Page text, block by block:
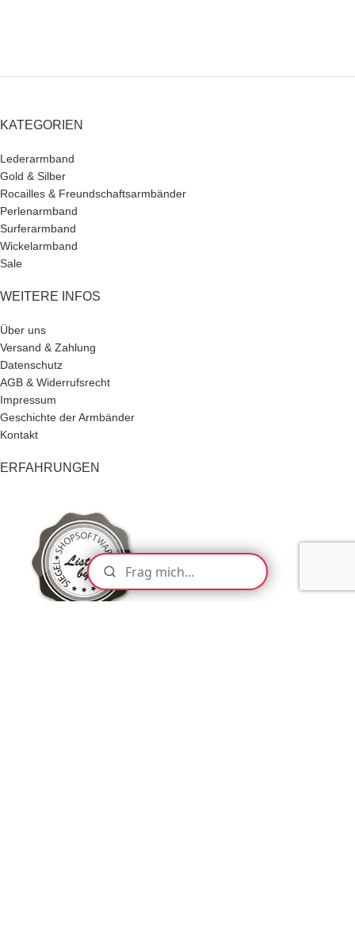
KATEGORIEN
Lederarmband
Gold & Silber
Rocailles & Freundschaftsarmbänder
Perlenarmband
Surferarmband
Wickelarmband
Sale
WEITERE INFOS
Über uns
Versand & Zahlung
Datenschutz
AGB & Widerrufsrecht
Impressum
Geschichte der Armbänder
Kontakt
ERFAHRUNGEN